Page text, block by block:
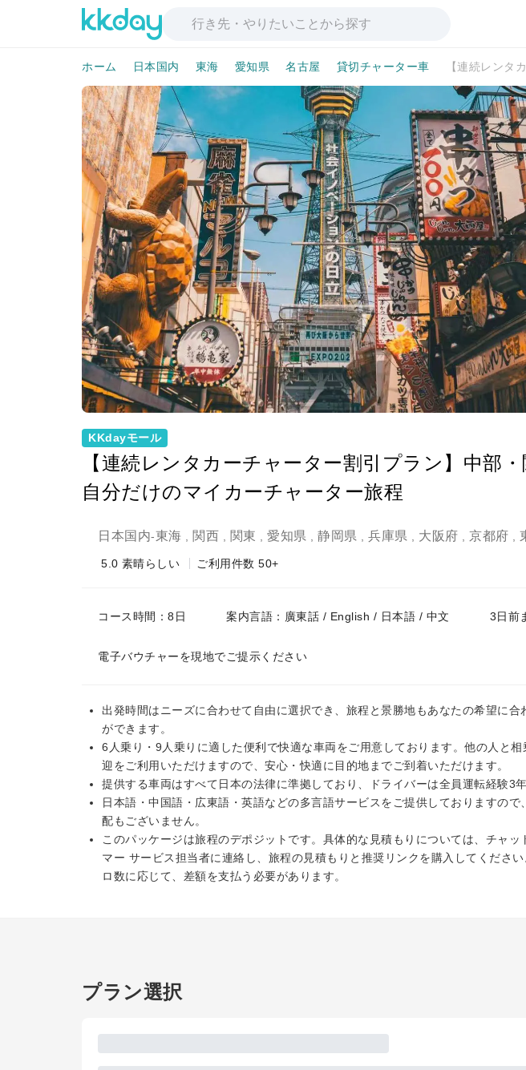
ホーム 日本国内 東海 愛知県 名古屋 貸切チャーター車
KKdayモール
【連続レンタカーチャーター割引プラン】中部
自分だけのマイカーチャーター旅程
日本国内-東海 関西 関東 愛知県 静岡県 兵庫県 大阪府 京都府
5.0 素晴らしい ご利用件数 50+
コース時間：8日 案内言語：廣東話 / English / 日本語 / 中文 3日前
電子バウチャーを現地でご提示ください
出発時間はニーズに合わせて自由に選択でき、旅程と景勝地もあなたの希望に合
ができます。
6人乗り・9人乗りに適した便利で快適な車両をご用意しております。他の人と
迎をご利用いただけますので、安心・快適に目的地までご到着いただけます。
提供する車両はすべて日本の法律に準拠しており、ドライバーは全員運転経験3年
日本語・中国語・広東語・英語などの多言語サービスをご提供しておりますの
配もございません。
このパッケージは旅程のデポジットです。具体的な見積もりについては、チャッ
マー サービス担当者に連絡し、旅程の見積もりと推奨リンクを購入してくださ
ロ数に応じて、差額を支払う必要があります。
プラン選択